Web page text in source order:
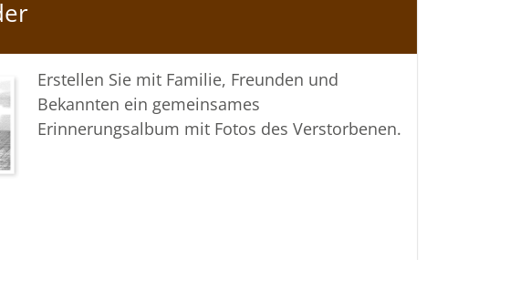
Ihr Bestattungshaus Molly
Erstellen Sie mit Familie, Freunden und
Bekannten ein gemeinsames
Erinnerungsalbum mit Fotos des Verstorbenen.